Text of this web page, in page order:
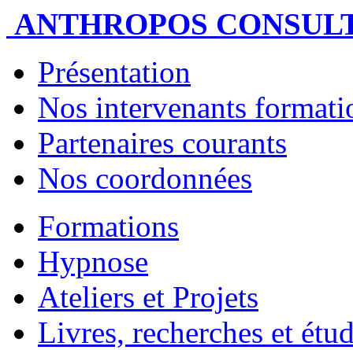
ANTHROPOS
Présentation
Nos intervenants
Partenaires courants
Nos coordonnées
Formations
Hypnose
Ateliers et Projets
Livres, recherches et